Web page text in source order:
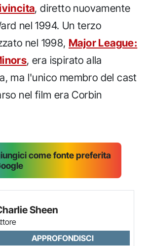
, diretto nuovamente
nel 1994. Un terzo
nel 1998, Major League:
, era ispirato alla
ma l'unico membro del cast
nel film era Corbin
come fonte preferita
Sheen
APPROFONDISCI